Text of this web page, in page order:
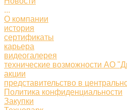
...
О компании
история
сертификаты
карьера
видеогалерея
технические возможности АО
акции
представительство в
Политика конфиденциальности
Закупки